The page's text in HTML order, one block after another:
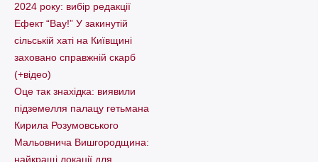
2024 року: вибір редакції
Ефект “Вау!” У закинутій
сільській хаті на Київщині
заховано справжній скарб
(+відео)
Оце так знахідка: виявили
підземелля палацу гетьмана
Кирила Розумовського
Мальовнича Вишгородщина:
найкращі локації для